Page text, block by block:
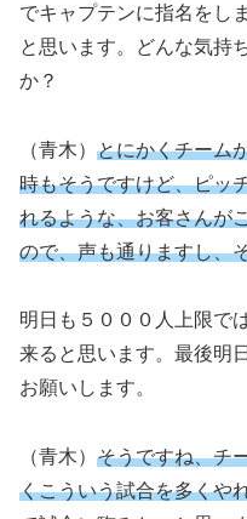
でキャプテンに指名をし
と思います。どんな気持
か？
（青木） とにかくチーム
時もそうですけど、ピッ
れるような、お客さんが
ので、声も通りますし、
明日も５０００人上限で
来ると思います。最後明
お願いします。
（青木） そうですね、チ
くこういう試合を多くや